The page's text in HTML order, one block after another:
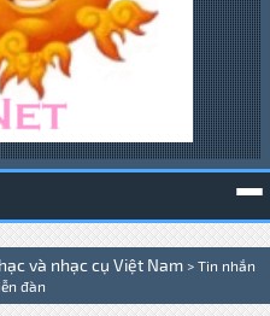
và nhạc cụ Việt Nam > Tin nhắn
đàn